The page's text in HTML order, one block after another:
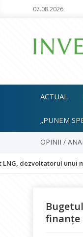
07.08.2026
ACTUAL
„PUNEM
OPINII /
unui
finanţe